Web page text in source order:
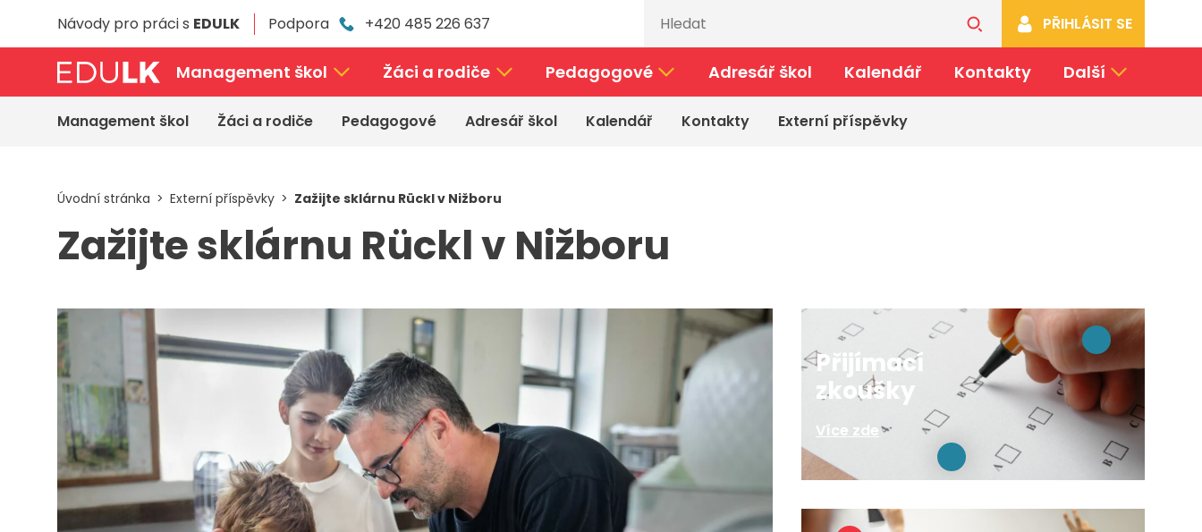
Návody pro práci s EDULK Podpora +420 485 226 637 PŘIHLÁSIT SE
Management škol Žáci a rodiče Pedagogové Adresář škol Kalendář Kontakty Další
Management škol Žáci a rodiče Pedagogové Adresář škol Kalendář Kontakty Externí příspěvky
Úvodní stránka Externí příspěvky Zažijte sklárnu Rückl v Nižboru
Zažijte sklárnu Rückl v Nižboru
Přijímací
zkoušky
Více zde